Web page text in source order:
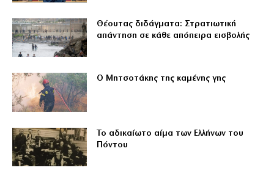
Θέουτας διδάγματα: Στρατιωτική
απάντηση σε κάθε απόπειρα εισβολής
Ο Μητσοτάκης της καμένης γης
Το αδικαίωτο αίμα των Ελλήνων του
Πόντου